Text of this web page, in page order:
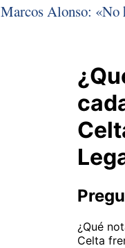
Marcos Alonso: «No